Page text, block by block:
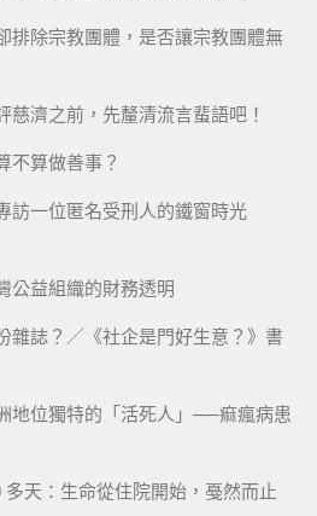
排除宗教團體，是否讓宗教團體無
慈濟之前，先釐清流言蜚語吧！
不算做善事？
訪一位匿名受刑人的鐵窗時光
公益組織的財務透明
雜誌？／《社企是門好生意？》書
地位獨特的「活死人」──痲瘋病患
天：生命從住院開始，戞然而止